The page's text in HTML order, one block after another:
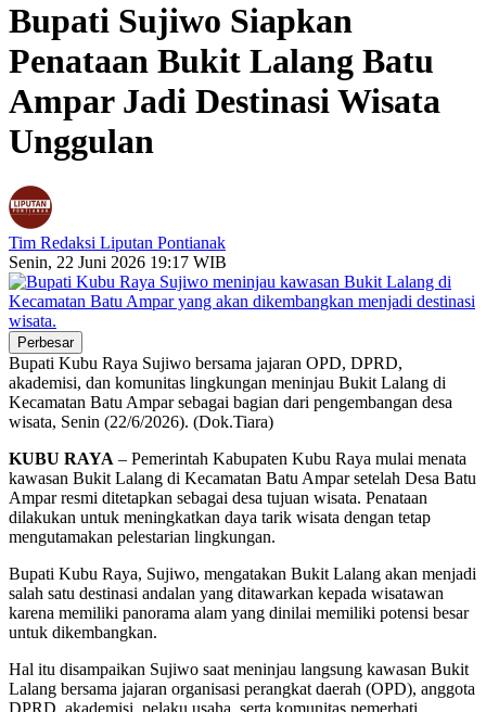
Bupati Sujiwo Siapkan
Penataan Bukit Lalang Batu
Ampar Jadi Destinasi Wisata
Unggulan
Tim Redaksi Liputan Pontianak
Senin, 22 Juni 2026 19:17 WIB
Perbesar
Bupati Kubu Raya Sujiwo bersama jajaran OPD, DPRD,
akademisi, dan komunitas lingkungan meninjau Bukit Lalang di
Kecamatan Batu Ampar sebagai bagian dari pengembangan desa
wisata, Senin (22/6/2026). (Dok.Tiara)
KUBU RAYA – Pemerintah Kabupaten Kubu Raya mulai menata
kawasan Bukit Lalang di Kecamatan Batu Ampar setelah Desa Batu
Ampar resmi ditetapkan sebagai desa tujuan wisata. Penataan
dilakukan untuk meningkatkan daya tarik wisata dengan tetap
mengutamakan pelestarian lingkungan.
Bupati Kubu Raya, Sujiwo, mengatakan Bukit Lalang akan menjadi
salah satu destinasi andalan yang ditawarkan kepada wisatawan
karena memiliki panorama alam yang dinilai memiliki potensi besar
untuk dikembangkan.
Hal itu disampaikan Sujiwo saat meninjau langsung kawasan Bukit
Lalang bersama jajaran organisasi perangkat daerah (OPD), anggota
DPRD, akademisi, pelaku usaha, serta komunitas pemerhati